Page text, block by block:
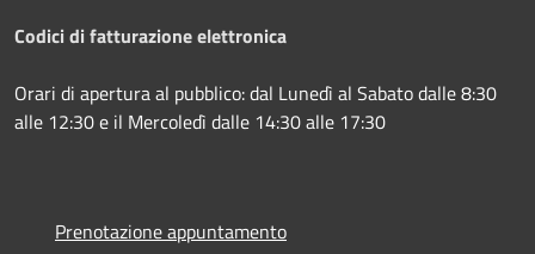
Codici di fatturazione elettronica
Orari di apertura al pubblico: dal Lunedì al Sabato dalle 8:30
alle 12:30 e il Mercoledì dalle 14:30 alle 17:30
Prenotazione appuntamento